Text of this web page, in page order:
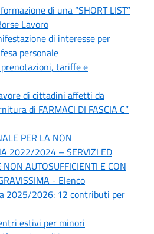
di una “SHORT LIST”
Lavoro
di interesse per
personale
tariffe e
di cittadini affetti da
di FARMACI DI FASCIA C”
PER LA NON
2022/2024 – SERVIZI ED
AUTOSUFFICIENTI E CON
- Elenco
2025/2026: 12 contributi per
estivi per minori